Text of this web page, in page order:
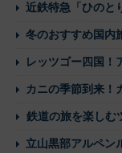
近鉄特急「ひのと
冬のおすすめ国内
レッツゴー四国！
カニの季節到来！
鉄道の旅を楽しむ
立山黒部アルペン